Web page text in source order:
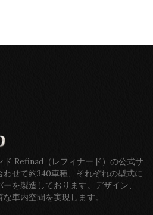
Refinad（レフィナード）の公式サ
せて約340車種、それぞれの型式に
を製造しております。デザイン、
車内空間を実現します。